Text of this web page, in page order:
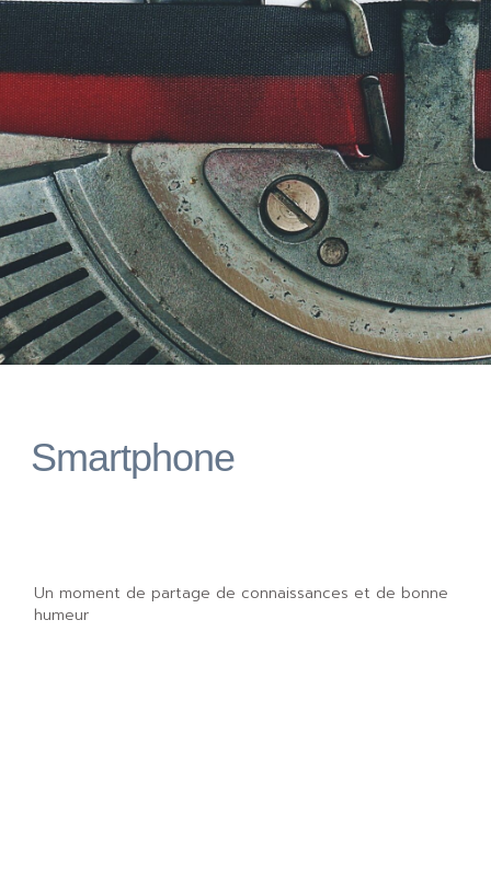
Smartphone
Un moment de partage de connaissances et de bonne
humeur